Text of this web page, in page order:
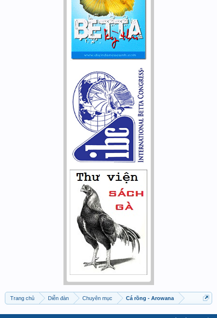
Trang chủ Diễn đàn Chuyên mục Cá rồng - Arowana